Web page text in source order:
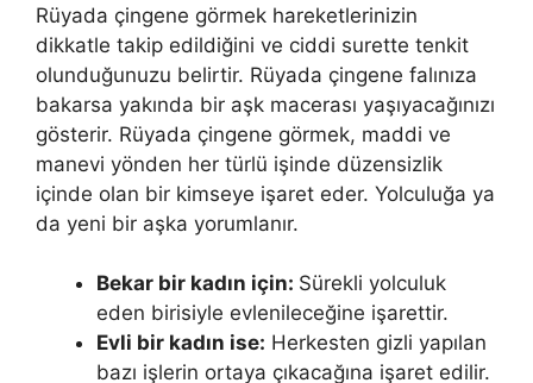
Rüyada çingene görmek hareketlerinizin
dikkatle takip edildiğini ve ciddi surette tenkit
olunduğunuzu belirtir. Rüyada çingene falınıza
bakarsa yakında bir aşk macerası yaşıyacağınızı
gösterir. Rüyada çingene görmek, maddi ve
manevi yönden her türlü işinde düzensizlik
içinde olan bir kimseye işaret eder. Yolculuğa ya
da yeni bir aşka yorumlanır.
Bekar bir ka­dın için: Sürekli yolculuk
eden birisiyle evlenileceğine işarettir.
Evli bir kadın ise: Herkesten gizli yapılan
bazı işlerin ortaya çıkacağına işaret edilir.